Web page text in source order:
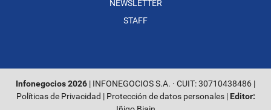
NEWSLETTER
STAFF
Infonegocios 2026 | INFONEGOCIOS S.A. · CUIT: 30710438486 |
Políticas de Privacidad | Protección de datos personales| Editor: